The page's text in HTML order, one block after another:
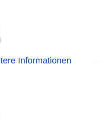
2013
Informationen